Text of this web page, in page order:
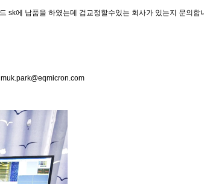
sk에 납품을 하였는데 검교정할수있는 회사가 있는지 문의합